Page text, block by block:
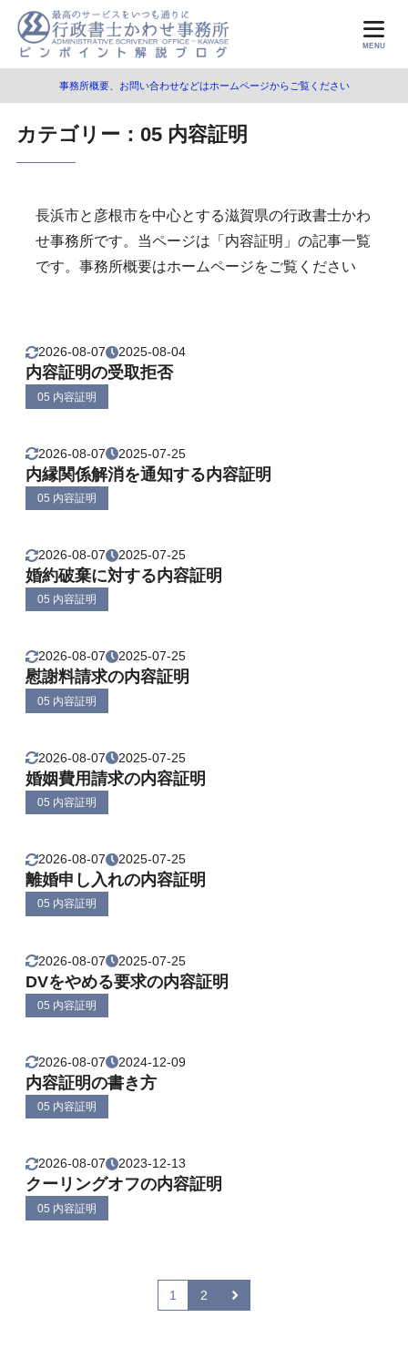
MENU
事務所概要、お問い合わせなどはホームページからご覧ください
カテゴリー：05 内容証明
長浜市と彦根市を中心とする滋賀県の行政書士かわ
せ事務所です。当ページは「内容証明」の記事一覧
です。事務所概要はホームページをご覧ください
2026-08-07 2025-08-04
内容証明の受取拒否
05 内容証明
2026-08-07 2025-07-25
内縁関係解消を通知する内容証明
05 内容証明
2026-08-07 2025-07-25
婚約破棄に対する内容証明
05 内容証明
2026-08-07 2025-07-25
慰謝料請求の内容証明
05 内容証明
2026-08-07 2025-07-25
婚姻費用請求の内容証明
05 内容証明
2026-08-07 2025-07-25
離婚申し入れの内容証明
05 内容証明
2026-08-07 2025-07-25
DVをやめる要求の内容証明
05 内容証明
2026-08-07 2024-12-09
内容証明の書き方
05 内容証明
2026-08-07 2023-12-13
クーリングオフの内容証明
05 内容証明
1 2